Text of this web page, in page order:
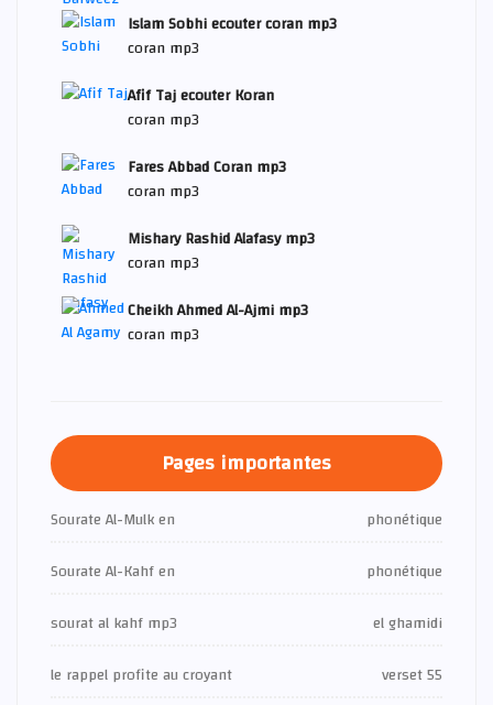
Islam Sobhi ecouter coran mp3
coran mp3
Afif Taj ecouter Koran
coran mp3
Fares Abbad Coran mp3
coran mp3
Mishary Rashid Alafasy mp3
coran mp3
Cheikh Ahmed Al-Ajmi mp3
coran mp3
Pages importantes
Sourate Al-Mulk en
phonétique
Sourate Al-Kahf en
phonétique
sourat al kahf mp3
el ghamidi
le rappel profite au croyant
verset 55